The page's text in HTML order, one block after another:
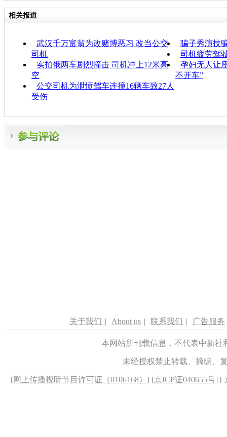
相关报道
武汉千万富翁为改赌博恶习 改当公交
司机
骗子秀演技
司机疲劳驾
实拍俄两车剧烈撞击 司机冲上12米高
空
孕妇无人让
不开车”
公交司机为泄愤驾车连撞16辆车致27人
受伤
关于我们 | About us | 联系我们 | 广告服务
本网站所刊载信息，不代表中新
未经授权禁止转载、摘编、
[网上传播视听节目许可证（0106168） ] [京ICP证040655号] [